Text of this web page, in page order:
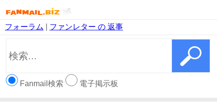
フォーラム ファンレター の 返事
Fanmail検索 電子掲示板